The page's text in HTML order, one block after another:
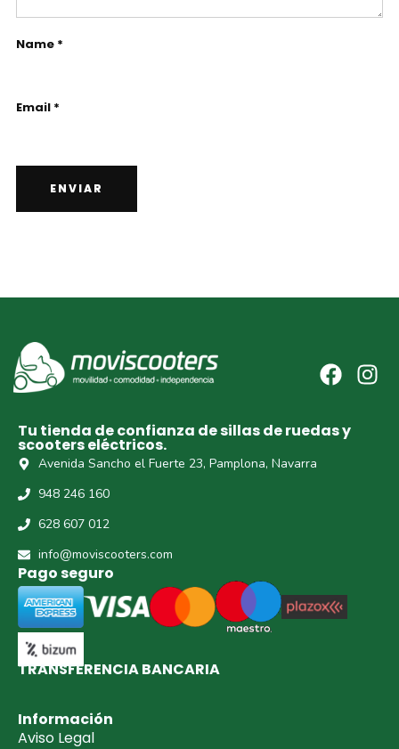
Name *
Email *
Tu tienda de confianza de sillas de ruedas y
scooters eléctricos.
Avenida Sancho el Fuerte 23, Pamplona, Navarra
948 246 160
628 607 012
info@moviscooters.com
Pago seguro
TRANSFERENCIA BANCARIA​
Información
Aviso Legal